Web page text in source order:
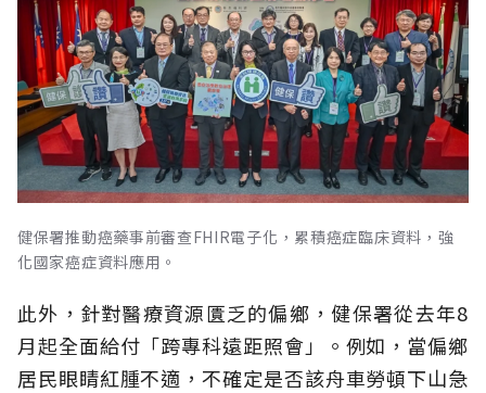
健保署推動癌藥事前審查FHIR電子化，累積癌症臨床資料，強
化國家癌症資料應用。
此外，針對醫療資源匱乏的偏鄉，健保署從去年8
月起全面給付「跨專科遠距照會」。例如，當偏鄉
居民眼睛紅腫不適，不確定是否該舟車勞頓下山急